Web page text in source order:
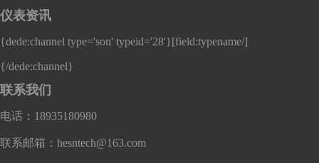
仪表资讯
{dede:channel type='son' typeid='28'}[field:typename/]
{/dede:channel}
联系我们
电话：18935180980
联系邮箱：hesntech@163.com